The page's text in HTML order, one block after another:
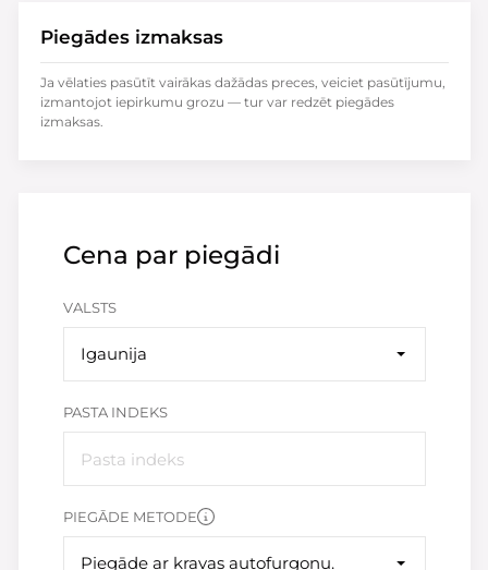
Cena par piegādi
VALSTS
Igaunija
PASTA INDEKS
PIEGĀDE METODE
Piegāde ar kravas autofurgonu.
Piegādes izmaksas
Ja vēlaties pasūtīt vairākas dažādas preces, veiciet pasūtījumu,
izmantojot iepirkumu grozu — tur var redzēt piegādes
izmaksas.